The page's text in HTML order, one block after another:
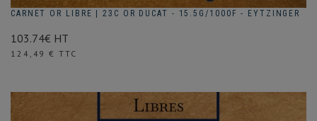
CARNET OR LIBRE | 23C OR DUCAT - 15.5G/1000F - EYTZINGER
103.74€ HT
Prix
124,49 € TTC